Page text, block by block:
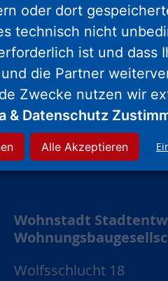
Nassauische
Schaumainkai 47
60596 Frankfurt am
Tel.: 069 678674-0
Hinweis: Wegen
geschlossen.Weitere
Wohnstadt
Wolfsschlucht 18
oder dort
technisch nicht
ist und dass
die Partner
Zwecke nutzen wir
& Datenschutz
Alle Akzeptieren